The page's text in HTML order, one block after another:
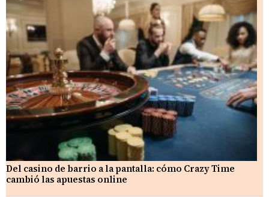
Del casino de barrio a la pantalla: cómo Crazy Time
cambió las apuestas online